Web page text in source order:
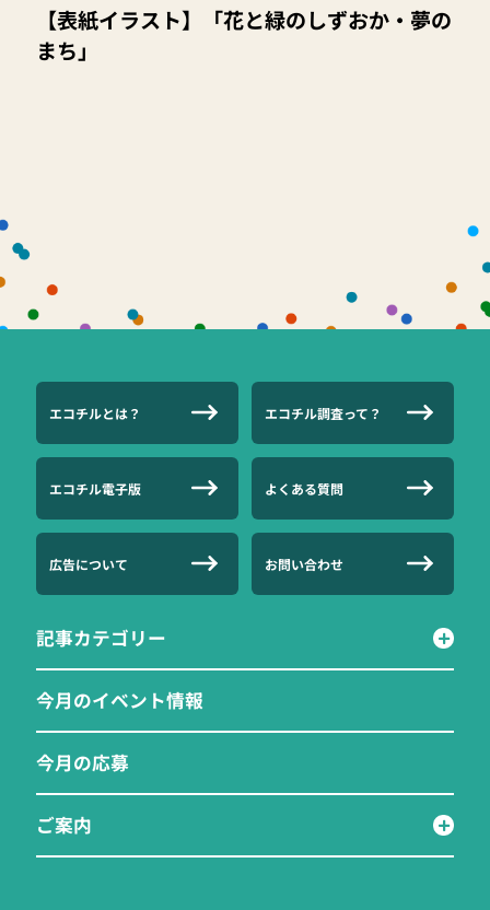
【表紙イラスト】「花と緑のしずおか・夢の
まち」
エコチルとは？ エコチル調査って？
エコチル電子版 よくある質問
広告について お問い合わせ
記事カテゴリー
今月のイベント情報
今月の応募
ご案内